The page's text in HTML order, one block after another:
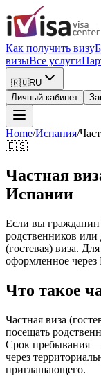
Как получить визу
визыВсе услуги
🇷🇺RU
Личный кабинет
Home/Испания/
🇪🇸
Частная
Испании
Если вы гражданин
родственников или
(гостевая) виза.
оформленное
Что такое
Частная виза
посещать
Срок пребывания
через
приглашающего.